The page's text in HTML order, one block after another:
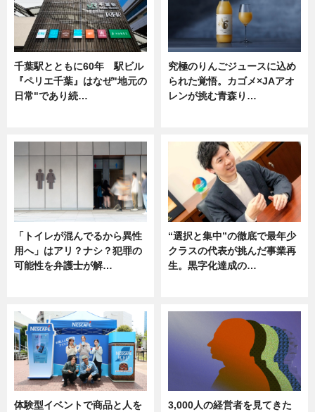
千葉駅とともに60年 駅ビル
『ペリエ千葉』はなぜ"地元の
日常"であり続…
究極のりんごジュースに込め
られた覚悟。カゴメ×JAアオ
レンが挑む青森り…
「トイレが混んでるから異性
用へ」はアリ？ナシ？犯罪の
可能性を弁護士が解…
“選択と集中”の徹底で最年少
クラスの代表が挑んだ事業再
生。黒字化達成の…
体験型イベントで商品と人を
3,000人の経営者を見てきた